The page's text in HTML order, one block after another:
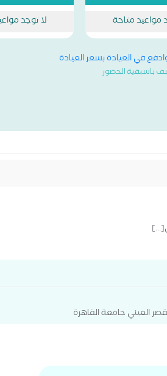
مواعيد متاحة لا توجد
في العيادة بسعر العيادة
باسبقية الحضور
العيني جامعة القاهرة